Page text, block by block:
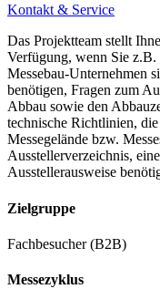
Kontakt & Service
Das Projektteam stellt
Verfügung, wenn Sie z.B.
Messebau-Unternehmen
benötigen, Fragen zum
Abbau sowie den
technische Richtlinien,
Messegelände bzw.
Ausstellerverzeichnis,
Ausstellerausweise
Zielgruppe
Fachbesucher (B2B)
Messezyklus